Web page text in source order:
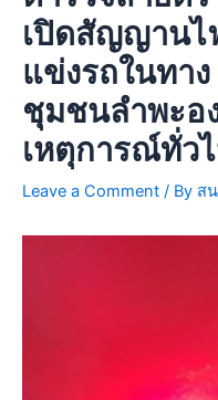
เปิดสัญญานไ
แข่งรถในทา
ชุมชนลำพะอ
เหตุการณ์ทั่ว
Leave a Comment / By ส